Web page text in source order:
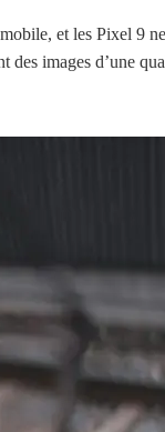
et les Pixel 9
des images d’une